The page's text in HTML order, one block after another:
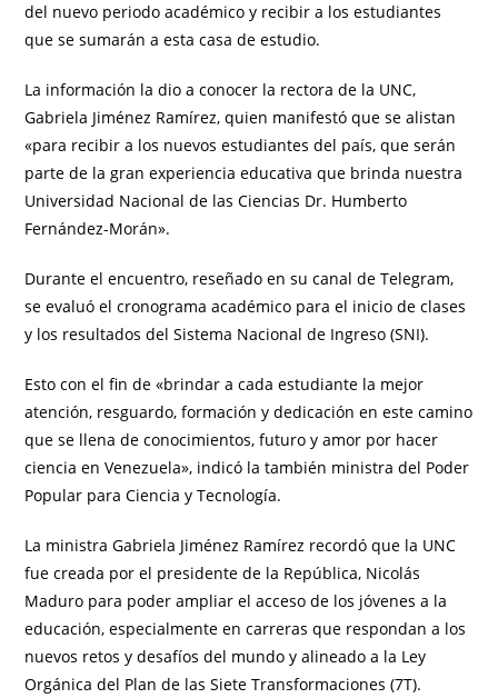
del nuevo periodo académico y recibir a los estudiantes
que se sumarán a esta casa de estudio.
La información la dio a conocer la rectora de la UNC,
Gabriela Jiménez Ramírez, quien manifestó que se alistan
«para recibir a los nuevos estudiantes del país, que serán
parte de la gran experiencia educativa que brinda nuestra
Universidad Nacional de las Ciencias Dr. Humberto
Fernández-Morán».
Durante el encuentro, reseñado en su canal de Telegram,
se evaluó el cronograma académico para el inicio de clases
y los resultados del Sistema Nacional de Ingreso (SNI).
Esto con el fin de «brindar a cada estudiante la mejor
atención, resguardo, formación y dedicación en este camino
que se llena de conocimientos, futuro y amor por hacer
ciencia en Venezuela», indicó la también ministra del Poder
Popular para Ciencia y Tecnología.
La ministra Gabriela Jiménez Ramírez recordó que la UNC
fue creada por el presidente de la República, Nicolás
Maduro para poder ampliar el acceso de los jóvenes a la
educación, especialmente en carreras que respondan a los
nuevos retos y desafíos del mundo y alineado a la Ley
Orgánica del Plan de las Siete Transformaciones (7T).